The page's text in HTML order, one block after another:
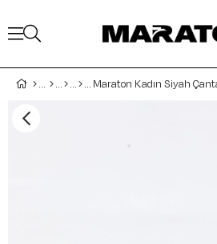
Maraton Kadın Siyah